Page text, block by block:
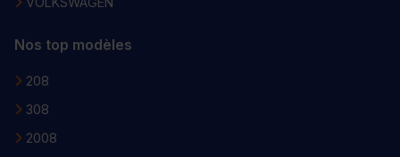
Nos top modèles
208
308
2008